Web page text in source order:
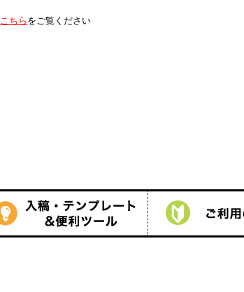
こちら をご覧ください